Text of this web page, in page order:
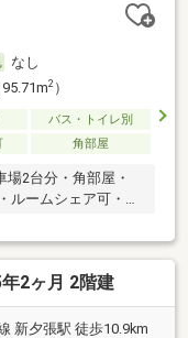
なし
2）
バス・トイレ別
角部屋
2台分・角部屋・
ルームシェア可・初
2ヶ月 2階建
新夕張駅 徒歩10.9km